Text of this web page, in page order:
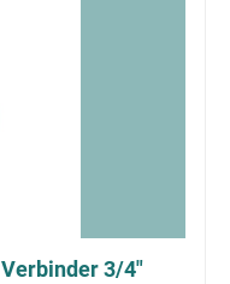
Verbinder 3/4"